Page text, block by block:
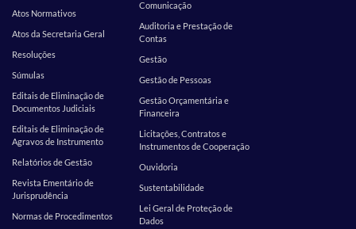
Atos Normativos
Atos da Secretaria Geral
Resoluções
Súmulas
Editais de Eliminação de
Documentos Judiciais
Editais de Eliminação de
Agravos de Instrumento
Relatórios de Gestão
Revista Ementário de
Jurisprudência
Normas de Procedimentos
Comunicação
Auditoria e Prestação de
Contas
Gestão
Gestão de Pessoas
Gestão Orçamentária e
Financeira
Licitações, Contratos e
Instrumentos de Cooperação
Ouvidoria
Sustentabilidade
Lei Geral de Proteção de
Dados